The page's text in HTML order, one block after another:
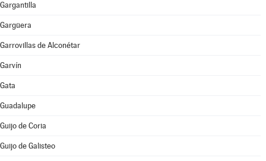
Gargantilla
Gargüera
Garrovillas de Alconétar
Garvín
Gata
Guadalupe
Guijo de Coria
Guijo de Galisteo